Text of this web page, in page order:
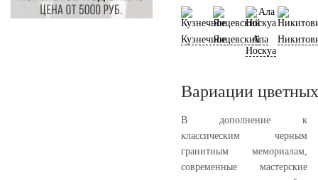
КузнечноеЯнцевскийАла
Носкуа
Вариации
В дополнение к
классическим черным
гранитным мемориалам,
современные мастерские